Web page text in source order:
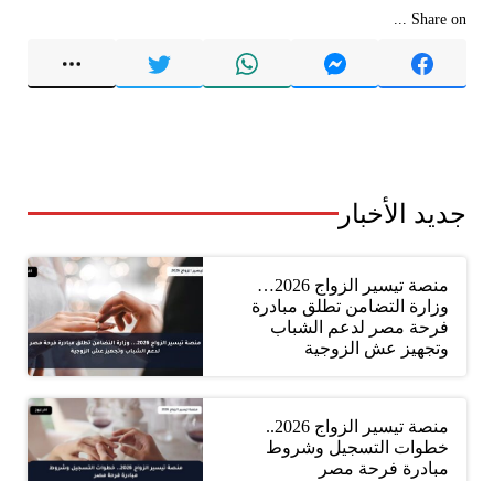
Share on ...
جديد الأخبار
منصة تيسير الزواج 2026…
وزارة التضامن تطلق مبادرة
فرحة مصر لدعم الشباب
وتجهيز عش الزوجية
منصة تيسير الزواج 2026..
خطوات التسجيل وشروط
مبادرة فرحة مصر